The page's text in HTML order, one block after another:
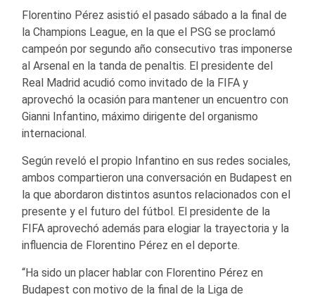
Florentino Pérez asistió el pasado sábado a la final de
la Champions League, en la que el PSG se proclamó
campeón por segundo año consecutivo tras imponerse
al Arsenal en la tanda de penaltis. El presidente del
Real Madrid acudió como invitado de la FIFA y
aprovechó la ocasión para mantener un encuentro con
Gianni Infantino, máximo dirigente del organismo
internacional.
Según reveló el propio Infantino en sus redes sociales,
ambos compartieron una conversación en Budapest en
la que abordaron distintos asuntos relacionados con el
presente y el futuro del fútbol. El presidente de la
FIFA aprovechó además para elogiar la trayectoria y la
influencia de Florentino Pérez en el deporte.
“Ha sido un placer hablar con Florentino Pérez en
Budapest con motivo de la final de la Liga de